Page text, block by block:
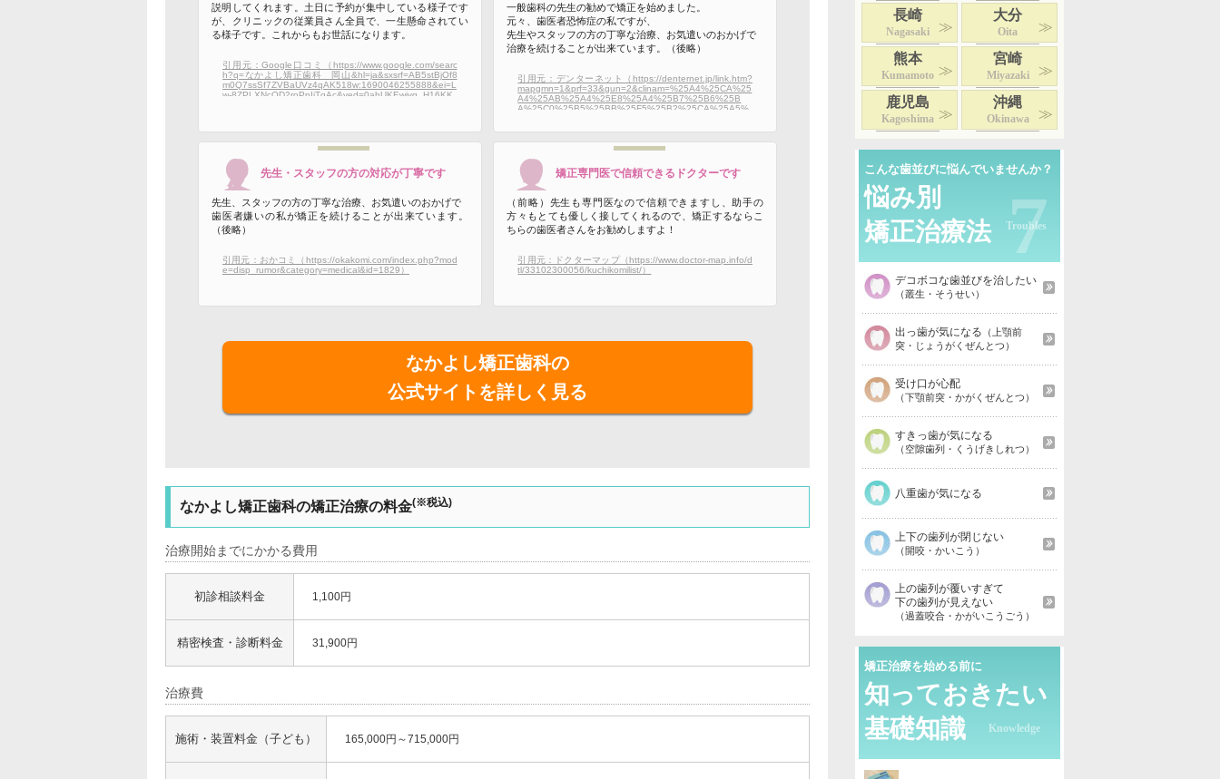
説明してくれます。土日に予約が集中している様子です
が、クリニックの従業員さん全員で、一生懸命されてい
る様子です。これからもお世話になります。
引用元：Google口コミ（https://www.google.com/searc
h?q=なかよし矯正歯科 岡山&hl=ja&sxsrf=AB5stBjOf8
m0Q7ssSf7ZVBaUVz4qAK518w:1690046255888&ei=L
w-8ZPLXNcOD2roPpIiTqAc&ved=0ahUKEwiyq_H16KK
gARIpCNQ_wdYgiFwA3gBkAEAmAGnAaAB1w6qAQQ
xNy4zuAEDyAEA-AEBwgIKEAAYRxjWBBiwA8ICBxAjGI
IHEAAYBBiABMICCxAAGIAEGLEDGIMBwgIHEAAYigU
YQ8ICChAAGAQYgAQYsQPiAwQYACBBiAYBkAYK&sc
lient=gws-wiz-serp#lrd=0x355408a1071f2cf3:0x702dff1
一般歯科の先生の勧めで矯正を始めました。
元々、歯医者恐怖症の私ですが、
先生やスタッフの方の丁寧な治療、お気遣いのおかげで
治療を続けることが出来ています。（後略）
引用元：デンターネット（https://denternet.jp/link.htm?
mapgmn=1&prf=33&gun=2&clinam=%25A4%25CA%25
A4%25AB%25A4%25E8%25A4%25B7%25B6%25B
A%25C0%25B5%25BB%25F5%25B2%25CA%25A5%
先生・スタッフの方の対応が丁寧です
先生、スタッフの方の丁寧な治療、お気遣いのおかげで
歯医者嫌いの私が矯正を続けることが出来ています。
（後略）
引用元：おかコミ（https://okakomi.com/index.php?mod
e=disp_rumor&category=medical&id=1829）
矯正専門医で信頼できるドクターです
（前略）先生も専門医なので信頼できますし、助手の
方々もとても優しく接してくれるので、矯正するならこ
ちらの歯医者さんをお勧めしますよ！
引用元：ドクターマップ（https://www.doctor-map.info/d
tl/33102300056/kuchikomilist/）
なかよし矯正歯科の
公式サイトを詳しく見る
なかよし矯正歯科の矯正治療の料金(※税込)
治療開始までにかかる費用
初診相談料金 1,100円
精密検査・診断料金 31,900円
治療費
施術・装置料金（子ども） 165,000円～715,000円
長崎
Nagasaki
大分
Oita
熊本
Kumamoto
宮崎
Miyazaki
鹿児島
Kagoshima
沖縄
Okinawa
こんな歯並びに悩んでいませんか？
悩み別
矯正治療法 7
デコボコな歯並びを治したい
（叢生・そうせい）
出っ歯が気になる （上顎前
突・じょうがくぜんとつ）
受け口が心配
（下顎前突・かがくぜんとつ）
すきっ歯が気になる
（空隙歯列・くうげきしれつ）
八重歯が気になる
上下の歯列が閉じない
（開咬・かいこう）
上の歯列が覆いすぎて
下の歯列が見えない
（過蓋咬合・かがいこうごう）
矯正治療を始める前に
知っておきたい
基礎知識